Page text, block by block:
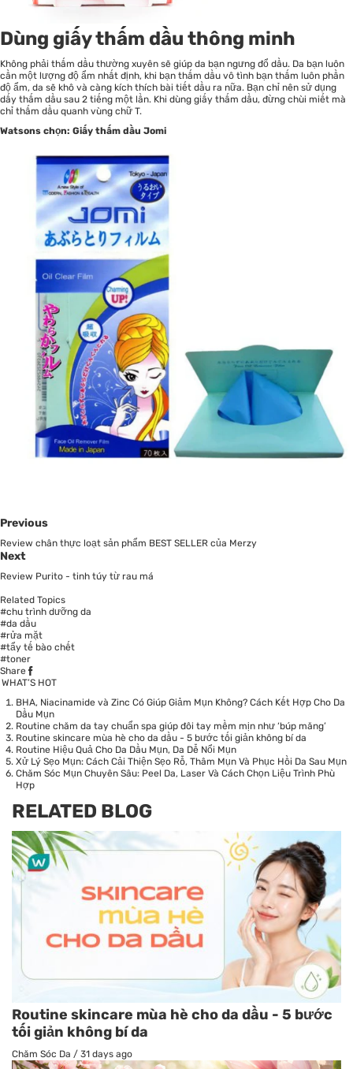
Dùng giấy thấm dầu thông minh
Không phải thấm dầu thường xuyên sẽ giúp da bạn ngưng đổ dầu. Da bạn luôn
cần một lượng độ ẩm nhất định, khi bạn thấm dầu vô tình bạn thấm luôn phần
độ ẩm, da sẽ khô và càng kích thích bài tiết dầu ra nữa. Bạn chỉ nên sử dụng
dấy thấm dầu sau 2 tiếng một lần. Khi dùng giấy thấm dầu, đừng chùi miết mà
chỉ thấm dầu quanh vùng chữ T.
Watsons chọn: Giấy thấm dầu Jomi
Previous
Review chân thực loạt sản phẩm BEST SELLER của Merzy
Next
Review Purito - tinh túy từ rau má
Related Topics
#chu trình dưỡng da
#da dầu
#rửa mặt
#tẩy tế bào chết
#toner
Share
WHAT’S HOT
BHA, Niacinamide và Zinc Có Giúp Giảm Mụn Không? Cách Kết Hợp Cho Da
Dầu Mụn
Routine chăm da tay chuẩn spa giúp đôi tay mềm mịn như ‘búp măng’
Routine skincare mùa hè cho da dầu - 5 bước tối giản không bí da
Routine Hiệu Quả Cho Da Dầu Mụn, Da Dễ Nổi Mụn
Xử Lý Sẹo Mụn: Cách Cải Thiện Sẹo Rỗ, Thâm Mụn Và Phục Hồi Da Sau Mụn
Chăm Sóc Mụn Chuyên Sâu: Peel Da, Laser Và Cách Chọn Liệu Trình Phù
Hợp
RELATED BLOG
Routine skincare mùa hè cho da dầu - 5 bước
tối giản không bí da
Chăm Sóc Da / 31 days ago